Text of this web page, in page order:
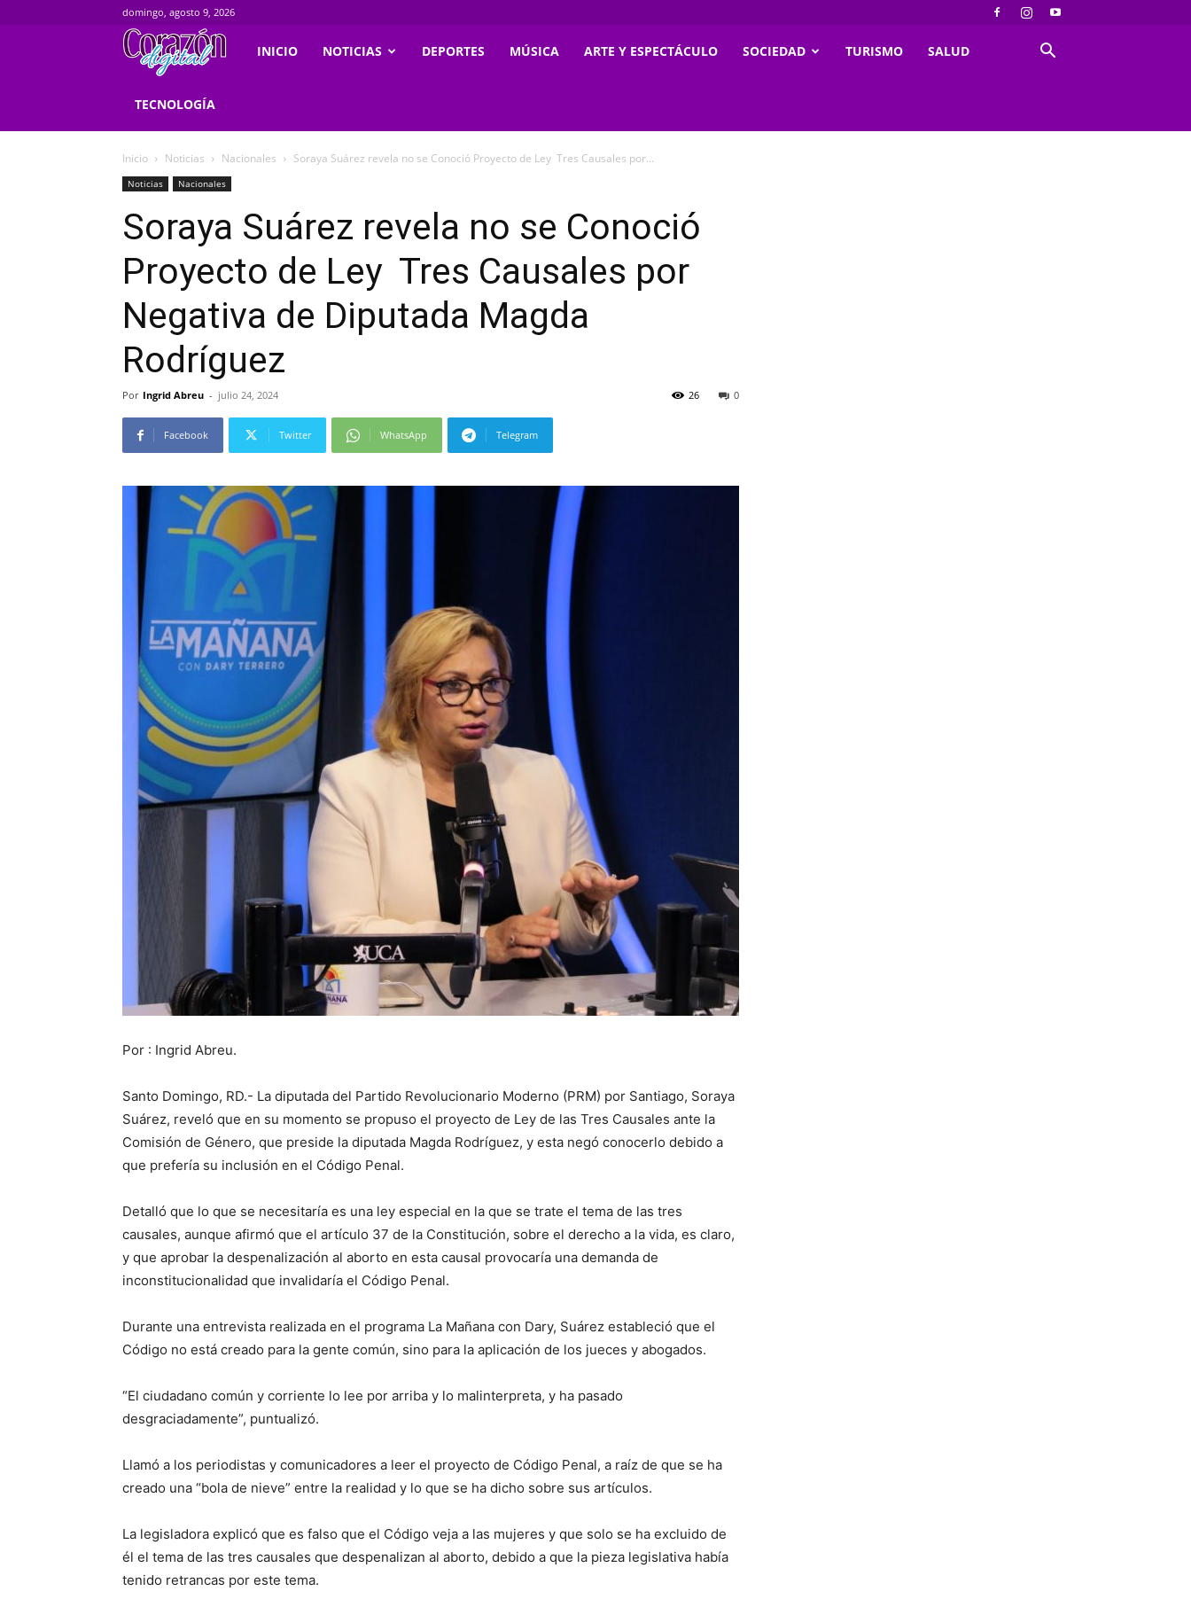
domingo, agosto 9, 2026
Corazondigital.net
INICIO NOTICIAS DEPORTES MÚSICA ARTE Y ESPECTÁCULO SOCIEDAD TURISMO SALUD
TECNOLOGÍA
Inicio Noticias Nacionales Soraya Suárez revela no se Conoció Proyecto de Ley Tres Causales por...
Noticias Nacionales
Soraya Suárez revela no se Conoció
Proyecto de Ley Tres Causales por
Negativa de Diputada Magda
Rodríguez
Por Ingrid Abreu - julio 24, 2024 0
26
Facebook Twitter WhatsApp Telegram
Por : Ingrid Abreu.
Santo Domingo, RD.- La diputada del Partido Revolucionario Moderno (PRM) por Santiago, Soraya
Suárez, reveló que en su momento se propuso el proyecto de Ley de las Tres Causales ante la
Comisión de Género, que preside la diputada Magda Rodríguez, y esta negó conocerlo debido a
que prefería su inclusión en el Código Penal.
Detalló que lo que se necesitaría es una ley especial en la que se trate el tema de las tres
causales, aunque afirmó que el artículo 37 de la Constitución, sobre el derecho a la vida, es claro,
y que aprobar la despenalización al aborto en esta causal provocaría una demanda de
inconstitucionalidad que invalidaría el Código Penal.
Durante una entrevista realizada en el programa La Mañana con Dary, Suárez estableció que el
Código no está creado para la gente común, sino para la aplicación de los jueces y abogados.
“El ciudadano común y corriente lo lee por arriba y lo malinterpreta, y ha pasado
desgraciadamente”, puntualizó.
Llamó a los periodistas y comunicadores a leer el proyecto de Código Penal, a raíz de que se ha
creado una “bola de nieve” entre la realidad y lo que se ha dicho sobre sus artículos.
La legisladora explicó que es falso que el Código veja a las mujeres y que solo se ha excluido de
él el tema de las tres causales que despenalizan al aborto, debido a que la pieza legislativa había
tenido retrancas por este tema.